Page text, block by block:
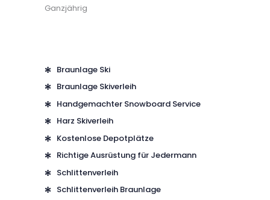
Ganzjährig
Braunlage Ski
Braunlage Skiverleih
Handgemachter Snowboard Service
Harz Skiverleih
Kostenlose Depotplätze
Richtige Ausrüstung für Jedermann
Schlittenverleih
Schlittenverleih Braunlage